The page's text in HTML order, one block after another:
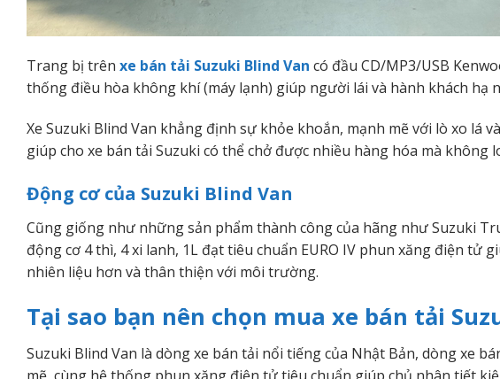
Trang bị trên xe bán tải Suzuki Blind Van có đầu CD/MP3/USB
thống điều hòa không khí (máy lạnh) giúp người lái và hành khách hạ
Xe Suzuki Blind Van khẳng định sự khỏe khoắn, mạnh mẽ với lò xo lá
giúp cho xe bán tải Suzuki có thể chở được nhiều hàng hóa mà không
Động cơ của Suzuki Blind Van
Cũng giống như những sản phẩm thành công của hãng như Suzuki
động cơ 4 thì, 4 xi lanh, 1L đạt tiêu chuẩn EURO IV phun xăng điện tử
nhiên liệu hơn và thân thiện với môi trường.
Tại sao bạn nên chọn mua xe bán tải
Suzuki Blind Van là dòng xe bán tải nổi tiếng của Nhật Bản, dòng xe